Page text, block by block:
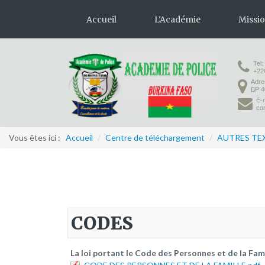
Accueil L'Académie
Présentation
Organisation
Infrastructures
Vie à l'Académie
Tel:
BP
E-
Vous êtes ici : Accueil / Centre de téléchargement / AUTRES
CODES
La loi portant le Code des Personnes et de la